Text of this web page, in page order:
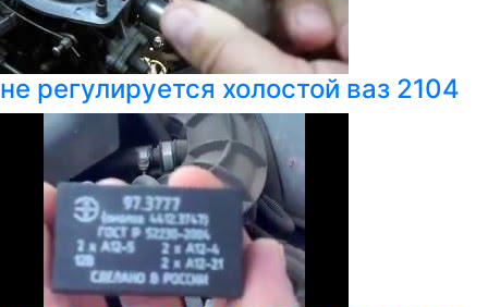
не регулируется холостой ваз 2104